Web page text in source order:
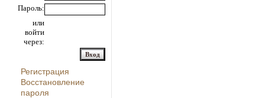
Пароль:
или
войти
через:
Регистрация
Восстановление
пароля